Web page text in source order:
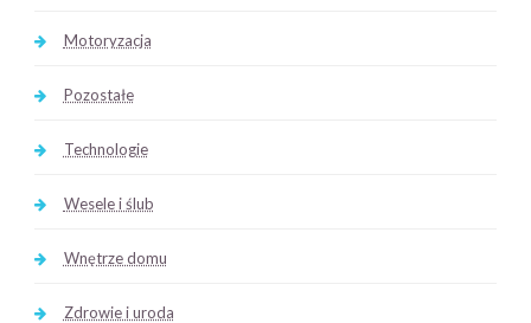
Motoryzacja
Pozostałe
Technologie
Wesele i ślub
Wnętrze domu
Zdrowie i uroda